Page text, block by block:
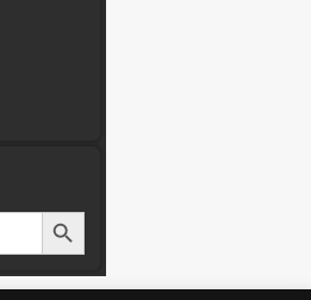
Search Button